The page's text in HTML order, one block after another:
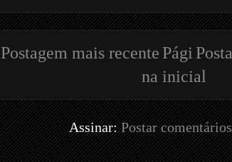
Postagem mais recente Pági
na inicial
Assinar:Postar